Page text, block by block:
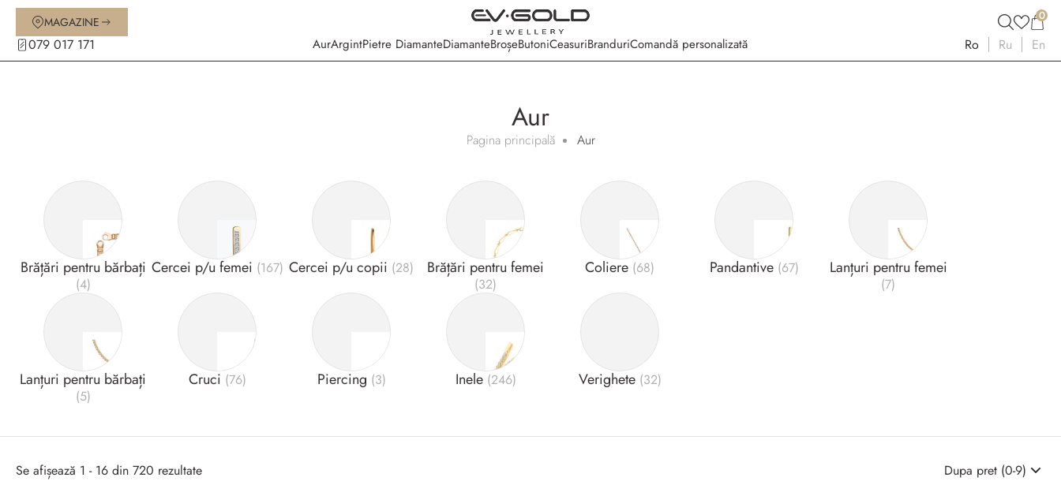
MAGAZINE 0
079 017 171 AurArgintPietre DiamanteDiamanteBroșeButoniCeasuriBranduriComandă personalizată Ro Ru En
Aur
Pagina principală Aur
Brățări pentru bărbați
(4)
Cercei p/u femei (167) Cercei p/u copii (28) Brățări pentru femei
(32)
Coliere (68) Pandantive (67) Lanțuri pentru femei
(7)
Lanțuri pentru bărbați
(5)
Cruci (76) Piercing (3) Inele (246) Verighete (32)
Se afișează 1 - 16 din 720 rezultate Dupa pret (0-9)